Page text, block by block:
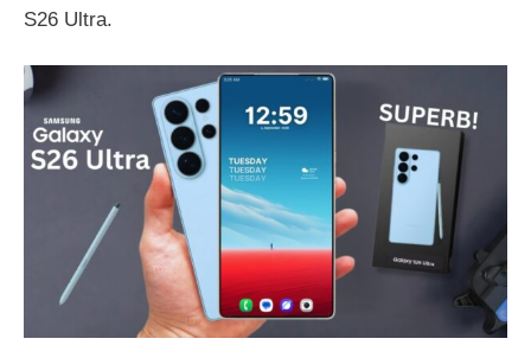
S26 Ultra.